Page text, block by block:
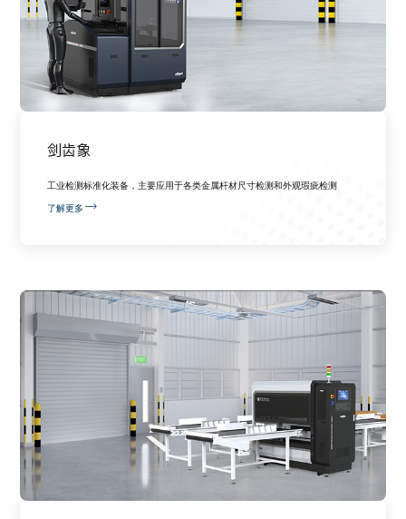
剑齿象
工业检测标准化装备，主要应用于各类金属杆材尺寸检测和外观瑕疵检测
了解更多